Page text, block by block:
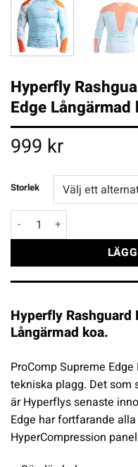
Hyperfly
Edge Långärmad
999 kr
Storlek
Hyperfly Rashguard
Hyperfly Rashguard
Långärmad koa.
ProComp Supreme
tekniska plagg. Det som
är Hyperflys senaste
Edge har fortfarande
HyperCompression